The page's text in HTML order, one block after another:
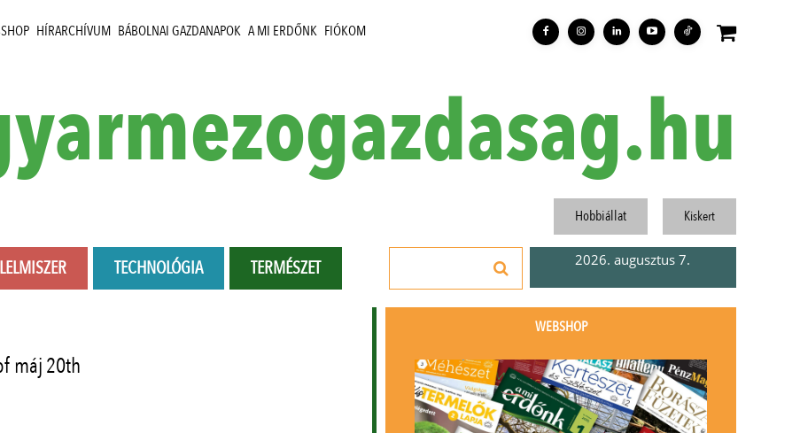
HÍRARCHÍVUM BÁBOLNAI GAZDANAPOK A MI ERDŐNK FIÓKOM
TECHNOLÓGIA TERMÉSZET
Hobbiállat Kiskert
2026. augusztus 7.
máj 20th
WEBSHOP